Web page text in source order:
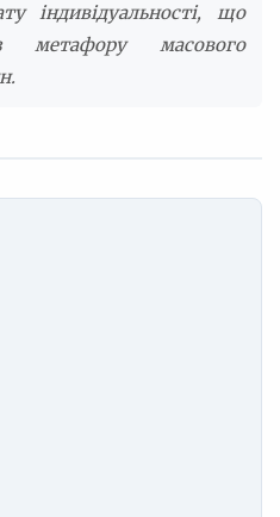
індивідуальності, що
метафору масового